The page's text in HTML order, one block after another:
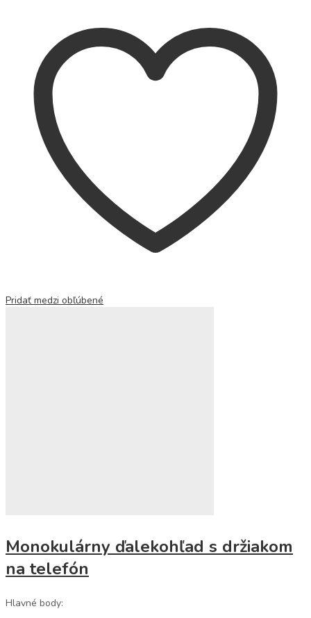
Pridať medzi obľúbené
Monokulárny ďalekohľad s držiakom
na telefón
Hlavné body: